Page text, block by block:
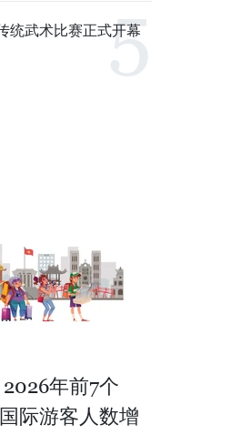
统武术比赛正式开幕
2026年前7个
际游客人数增